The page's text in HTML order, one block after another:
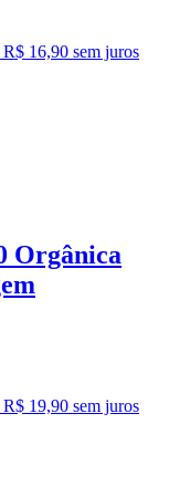
R$ 16,90 sem juros
Orgânica
R$ 19,90 sem juros